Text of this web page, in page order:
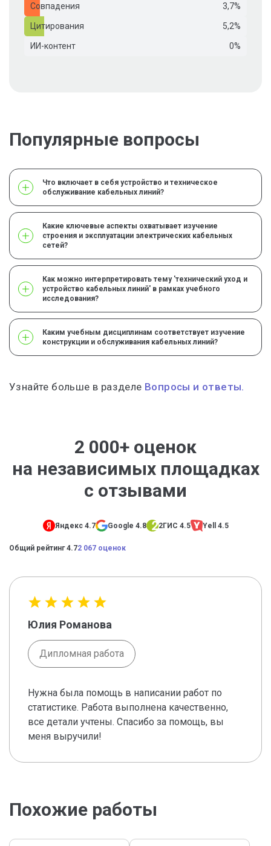
Совпадения 3,7%
Цитирования 5,2%
ИИ-контент 0%
Популярные вопросы
Что включает в себя устройство и техническое
обслуживание кабельных линий?
Какие ключевые аспекты охватывает изучение
строения и эксплуатации электрических кабельных
сетей?
Как можно интерпретировать тему 'технический уход и
устройство кабельных линий' в рамках учебного
исследования?
Каким учебным дисциплинам соответствует изучение
конструкции и обслуживания кабельных линий?
Узнайте больше в разделе Вопросы и ответы.
2 000+ оценок
на независимых площадках
с отзывами
Яндекс 4.7 Google 4.8 2ГИС 4.5 Yell 4.5
Общий рейтинг 4.72 067 оценок
Юлия Романова
Дипломная работа
Нужна была помощь в написании работ по
статистике. Работа выполнена качественно,
все детали учтены. Спасибо за помощь, вы
меня выручили!
Похожие работы